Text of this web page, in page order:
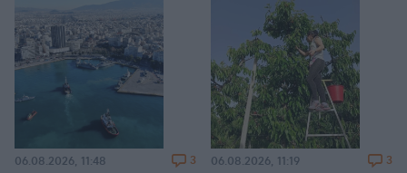
06.08.2026, 11:48 3 06.08.2026, 11:19 3